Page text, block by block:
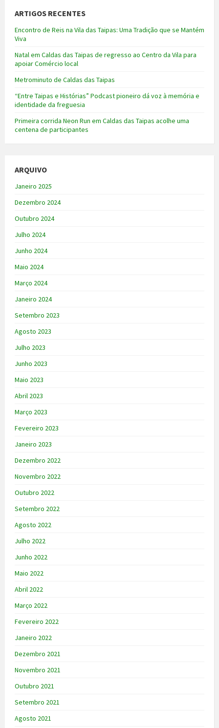
ARTIGOS RECENTES
Encontro de Reis na Vila das Taipas: Uma Tradição que se Mantém
Viva
Natal em Caldas das Taipas de regresso ao Centro da Vila para
apoiar Comércio local
Metrominuto de Caldas das Taipas
“Entre Taipas e Histórias” Podcast pioneiro dá voz à memória e
identidade da freguesia
Primeira corrida Neon Run em Caldas das Taipas acolhe uma
centena de participantes
ARQUIVO
Janeiro 2025
Dezembro 2024
Outubro 2024
Julho 2024
Junho 2024
Maio 2024
Março 2024
Janeiro 2024
Setembro 2023
Agosto 2023
Julho 2023
Junho 2023
Maio 2023
Abril 2023
Março 2023
Fevereiro 2023
Janeiro 2023
Dezembro 2022
Novembro 2022
Outubro 2022
Setembro 2022
Agosto 2022
Julho 2022
Junho 2022
Maio 2022
Abril 2022
Março 2022
Fevereiro 2022
Janeiro 2022
Dezembro 2021
Novembro 2021
Outubro 2021
Setembro 2021
Agosto 2021